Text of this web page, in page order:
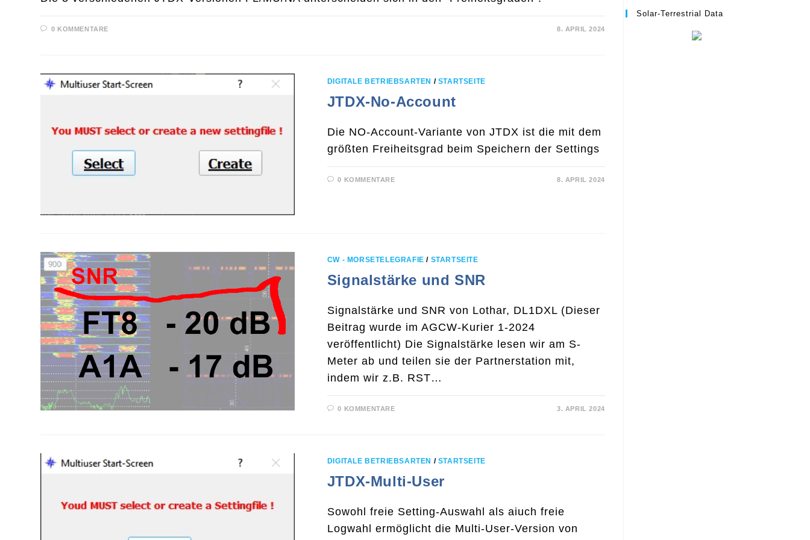
0 KOMMENTARE 8. APRIL 2024
DIGITALE BETRIEBSARTEN / STARTSEITE
JTDX-No-Account
Die NO-Account-Variante von JTDX ist die mit dem
größten Freiheitsgrad beim Speichern der Settings
0 KOMMENTARE 8. APRIL 2024
CW - MORSETELEGRAFIE / STARTSEITE
Signalstärke und SNR
Signalstärke und SNR von Lothar, DL1DXL (Dieser
Beitrag wurde im AGCW-Kurier 1-2024
veröffentlicht) Die Signalstärke lesen wir am S-
Meter ab und teilen sie der Partnerstation mit,
indem wir z.B. RST…
0 KOMMENTARE 3. APRIL 2024
DIGITALE BETRIEBSARTEN / STARTSEITE
JTDX-Multi-User
Sowohl freie Setting-Auswahl als aiuch freie
Logwahl ermöglicht die Multi-User-Version von
Solar-Terrestrial Data